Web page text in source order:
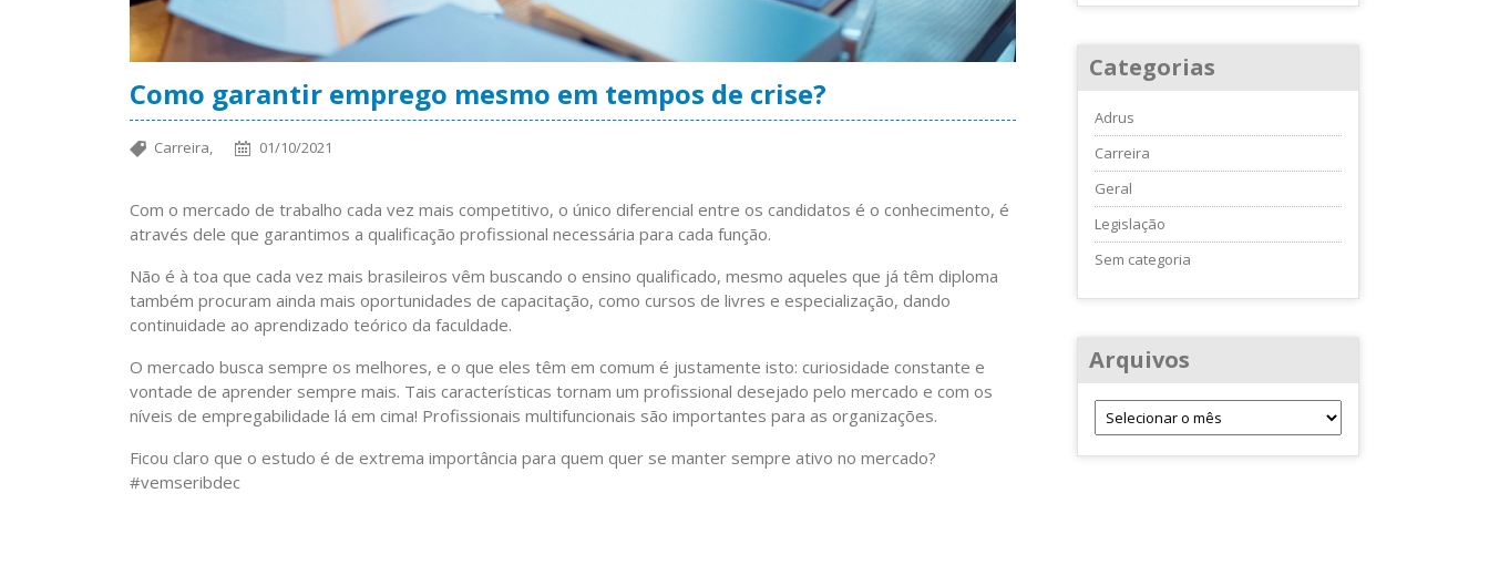
Como garantir emprego mesmo em tempos de crise?
Carreira, 01/10/2021
Com o mercado de trabalho cada vez mais competitivo, o único diferencial entre os candidatos é o conhecimento, é
através dele que garantimos a qualificação profissional necessária para cada função.
Não é à toa que cada vez mais brasileiros vêm buscando o ensino qualificado, mesmo aqueles que já têm diploma
também procuram ainda mais oportunidades de capacitação, como cursos de livres e especialização, dando
continuidade ao aprendizado teórico da faculdade.
O mercado busca sempre os melhores, e o que eles têm em comum é justamente isto: curiosidade constante e
vontade de aprender sempre mais. Tais características tornam um profissional desejado pelo mercado e com os
níveis de empregabilidade lá em cima! Profissionais multifuncionais são importantes para as organizações.
Ficou claro que o estudo é de extrema importância para quem quer se manter sempre ativo no mercado?
#vemseribdec
Categorias
Adrus
Carreira
Geral
Legislação
Sem categoria
Arquivos